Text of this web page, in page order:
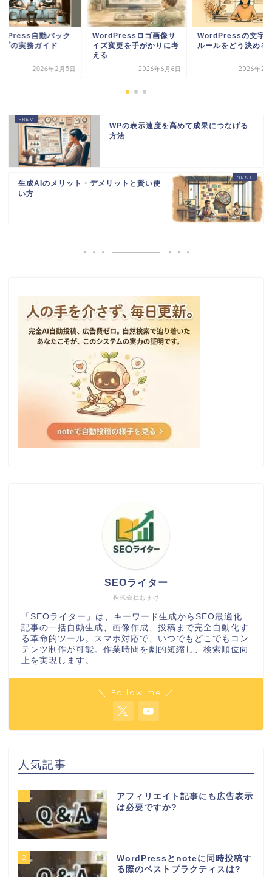
自動バック
プの実務ガイド
2026年2月5日
WordPressロゴ画像サ
イズ変更を手がかりに考
える
2026年6月6日
WordPressの文字
ルールをどう決める
2026年2
WPの表示速度を高めて成果につなげる
方法
生成AIのメリット・デメリットと賢い使
い方
株式会社おまけ
SEOライター
「SEOライター」は、キーワード生成からSEO最適化
記事の一括自動生成、画像作成、投稿まで完全自動化す
る革命的ツール。スマホ対応で、いつでもどこでもコン
テンツ制作が可能。作業時間を劇的短縮し、検索順位向
上を実現します。
＼ Follow me ／
人気記事
1
アフィリエイト記事にも広告表示
は必要ですか?
2
WordPressとnoteに同時投稿す
る際のベストプラクティスは?